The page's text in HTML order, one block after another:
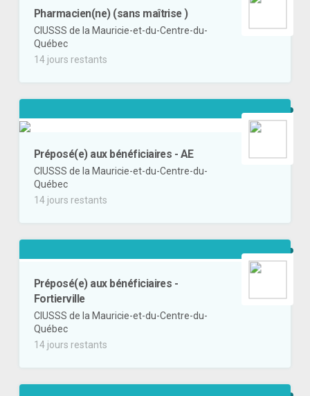
Pharmacien(ne) (sans maîtrise )
CIUSSS de la Mauricie-et-du-Centre-du-
Québec
14 jours restants
Préposé(e) aux bénéficiaires - AE
CIUSSS de la Mauricie-et-du-Centre-du-
Québec
14 jours restants
Préposé(e) aux bénéficiaires -
Fortierville
CIUSSS de la Mauricie-et-du-Centre-du-
Québec
14 jours restants